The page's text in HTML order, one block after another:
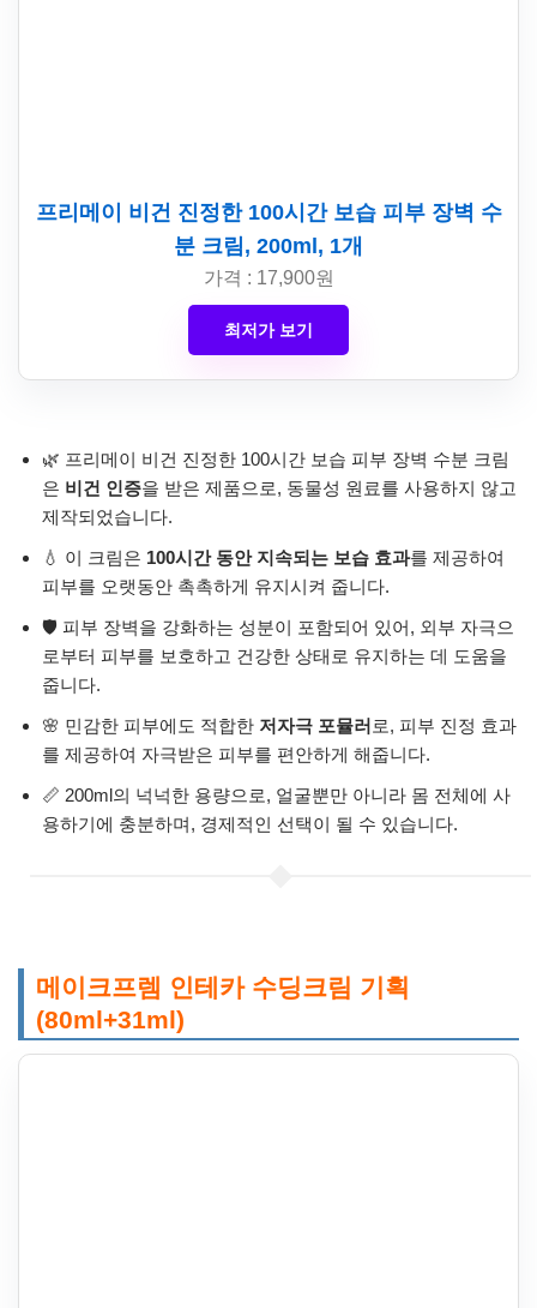
프리메이 비건 진정한 100시간 보습 피부 장벽 수
분 크림, 200ml, 1개
가격 : 17,900원
최저가 보기
🌿 프리메이 비건 진정한 100시간 보습 피부 장벽 수분 크림
은 비건 인증을 받은 제품으로, 동물성 원료를 사용하지 않고
제작되었습니다.
💧 이 크림은 100시간 동안 지속되는 보습 효과를 제공하여
피부를 오랫동안 촉촉하게 유지시켜 줍니다.
🛡️ 피부 장벽을 강화하는 성분이 포함되어 있어, 외부 자극으
로부터 피부를 보호하고 건강한 상태로 유지하는 데 도움을
줍니다.
🌸 민감한 피부에도 적합한 저자극 포뮬러 로, 피부 진정 효과
를 제공하여 자극받은 피부를 편안하게 해줍니다.
📏 200ml의 넉넉한 용량으로, 얼굴뿐만 아니라 몸 전체에 사
용하기에 충분하며, 경제적인 선택이 될 수 있습니다.
메이크프렘 인테카 수딩크림 기획
(80ml+31ml)